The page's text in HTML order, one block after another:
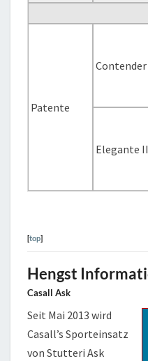
Patente
Contender
Elegante
[top]
Hengst
Casall Ask
Seit Mai 2013 wird
Casall’s Sporteinsatz
von Stutteri Ask